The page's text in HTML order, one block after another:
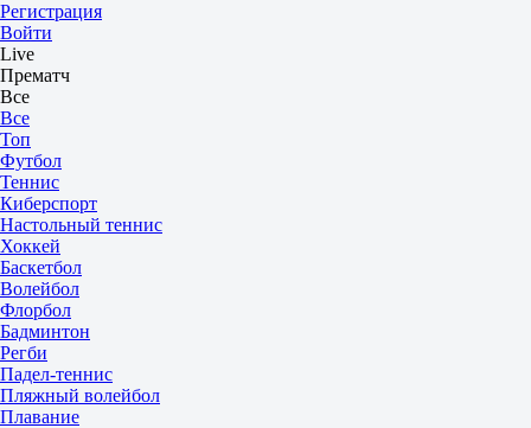
Регистрация
Войти
Live
Прематч
Все
Все
Топ
Футбол
Теннис
Киберспорт
Настольный теннис
Хоккей
Баскетбол
Волейбол
Флорбол
Бадминтон
Регби
Падел-теннис
Пляжный волейбол
Плавание